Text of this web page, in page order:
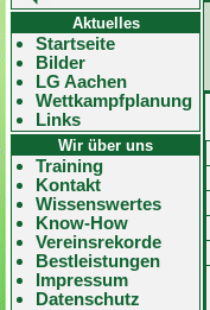
Aktuelles
Startseite
Bilder
LG Aachen
Wettkampfplanung
Links
Wir über uns
Training
Kontakt
Wissenswertes
Know-How
Vereinsrekorde
Bestleistungen
Impressum
Datenschutz